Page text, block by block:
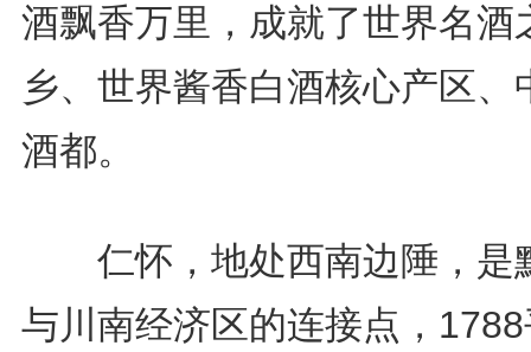
酒飘香万里，成就了世界名酒
乡、世界酱香白酒核心产区、
酒都。
仁怀，地处西南边陲，是
与川南经济区的连接点，